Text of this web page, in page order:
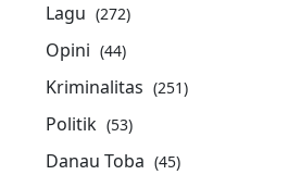
Lagu (272)
Opini (44)
Kriminalitas (251)
Politik (53)
Danau Toba (45)